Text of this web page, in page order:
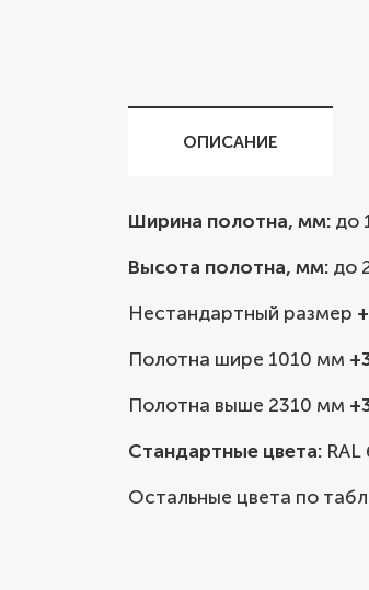
ОПИСАНИЕ
Ширина полотна, мм: до
Высота полотна, мм: до
Нестандартный размер
Полотна шире 1010 мм
Полотна выше 2310 мм
Стандартные цвета:
Остальные цвета по